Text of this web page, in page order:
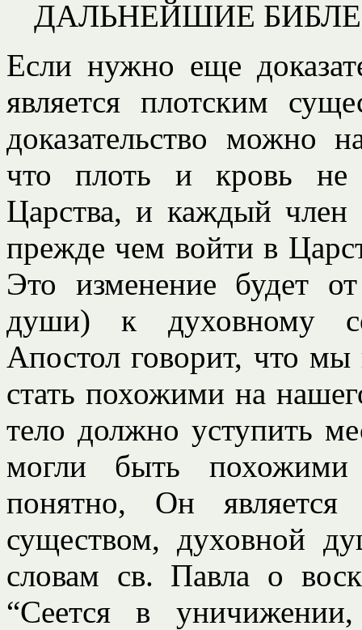
ДАЛЬНЕЙШИЕ
Если нужно еще
является плотским
доказательство можно
что плоть и кровь не
Царства, и каждый
прежде чем войти в
Это изменение будет
души) к духовному
Апостол говорит, что
стать похожими на
тело должно уступить
могли быть
понятно, Он
существом, духовной
словам св. Павла о
“Сеется в